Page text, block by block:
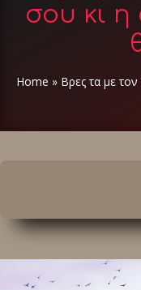
σου κι
Home » Βρες τα με